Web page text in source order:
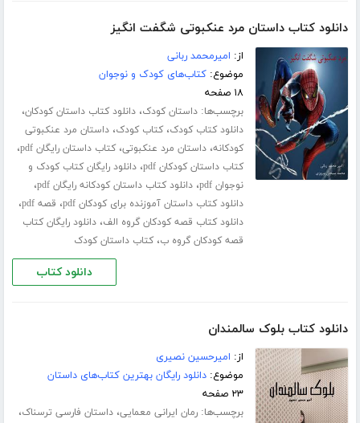
دانلود کتاب داستان مرد عنکبوتی شگفت انگیز
از: امیرمحمد ربانی
موضوع:کتاب‌های کودک و نوجوان
۱۸ صفحه
برچسب‌ها:داستان کودک،دانلود کتاب داستان کودکان،
دانلود کتاب کودک،کتاب کودک،داستان مرد عنکبوتی
کودکانه،داستان مرد عنکبوتی،کتاب داستان رایگان pdf ،
کتاب داستان کودکان pdf ،دانلود رایگان کتاب کودک و
نوجوان pdf
،دانلود کتاب داستان کودکانه رایگان pdf ،
دانلود کتاب داستان آموزنده برای کودکان pdf ، قصه pdf ،
دانلود کتاب قصه کودکان گروه الف،دانلود رایگان کتاب
قصه کودکان گروه ب،کتاب داستان کودک
دانلود کتاب
دانلود کتاب بلوک سالمندان
از: امیرحسین نصیری
موضوع:دانلود رایگان بهترین کتاب‌های داستان
۲۳ صفحه
برچسب‌ها:رمان ایرانی معمایی،داستان فارسی ترسناک،